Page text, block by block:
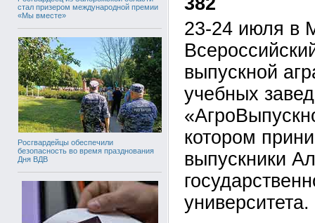
стал призером международной премии
«Мы вместе»
Росгвардейцы обеспечили
безопасность во время празднования
Дня ВДВ
23-24 июля в
выпускной
учебных
котором
выпускники
университета.